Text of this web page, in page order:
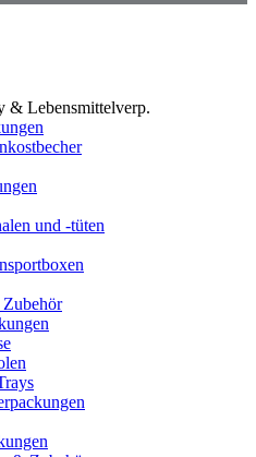
& Lebensmittelverp.
und -tüten
Zubehör